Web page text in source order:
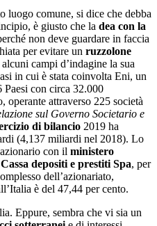
luogo comune, si dice che debba
è giusto che la dea con la
non deve guardare in faccia
per evitare un ruzzolone
campi d’indagine la sua
in cui è stata coinvolta Eni, un
Paesi con circa 32.000
operante attraverso 225 società
sul Governo Societario e
di bilancio 2019 ha
(4,137 miliardi nel 2018). Lo
con il ministero
Cassa depositi e prestiti Spa, per
dell’azionariato,
è del 47,44 per cento.
Eppure, sembra che vi sia un